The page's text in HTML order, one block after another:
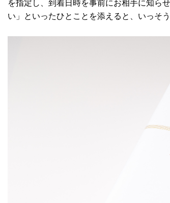
を指定し、到着日時を事前にお相手に知ら
い」といったひとことを添えると、いっそ